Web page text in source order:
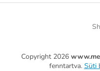
Copyright 2026
fenntartva. Süti